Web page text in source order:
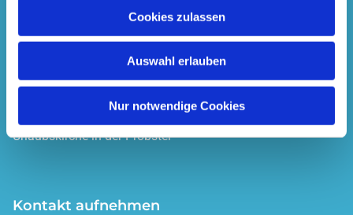
Cookies zulassen
Auswahl erlauben
Nur notwendige Cookies
Kirche in der Probstei
Der Pfarrsprengel der ev.-luth. Kirchengemeinden Laboe,
Probsteierhagen, Schönberg und Selent sowie der
Urlaubskirche in der Probstei
Kontakt aufnehmen